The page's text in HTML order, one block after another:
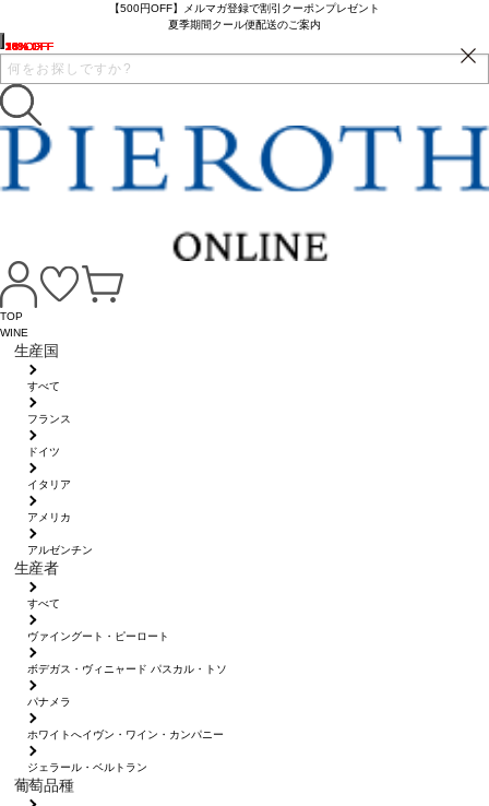
【500円OFF】メルマガ登録で割引クーポンプレゼント
夏季期間クール便配送のご案内
TOP
WINE
生産国
すべて
フランス
ドイツ
イタリア
アメリカ
アルゼンチン
生産者
すべて
ヴァイングート・ピーロート
ボデガス・ヴィニャード パスカル・トソ
パナメラ
ホワイトへイヴン・ワイン・カンパニー
ジェラール・ベルトラン
葡萄品種
13% OFF
5% OFF
16% OFF
16% OFF
2% OFF
33% OFF
7% OFF
16% OFF
16% OFF
16% OFF
24% OFF
10% OFF